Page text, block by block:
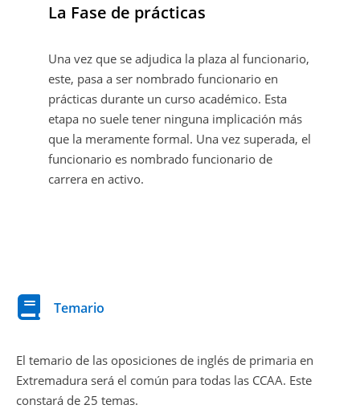
La Fase de prácticas
Una vez que se adjudica la plaza al funcionario,
este, pasa a ser nombrado funcionario en
prácticas durante un curso académico. Esta
etapa no suele tener ninguna implicación más
que la meramente formal. Una vez superada, el
funcionario es nombrado funcionario de
carrera en activo.
Temario
El temario de las oposiciones de inglés de primaria en
Extremadura será el común para todas las CCAA. Este
constará de 25 temas.